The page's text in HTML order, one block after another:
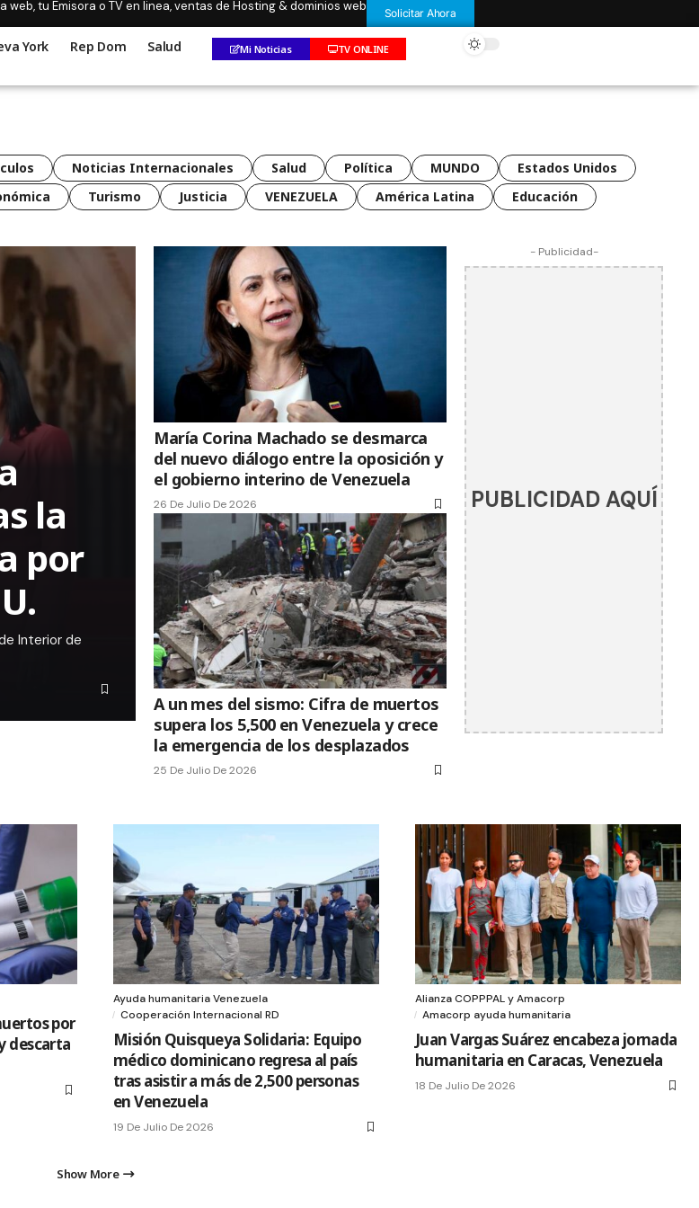
web, tu Emisora o TV en linea, ventas de Hosting & dominios web Solicitar Ahora
York Rep Dom Salud Mi Noticias TV ONLINE
Noticias Internacionales Salud Política MUNDO
Estados Unidos
Turismo Justicia VENEZUELA América Latina Educación
la
por
Interior de
María Corina Machado se desmarca
del nuevo diálogo entre la oposición y
el gobierno interino de Venezuela
26 De Julio De 2026
A un mes del sismo: Cifra de muertos
supera los 5,500 en Venezuela y crece
la emergencia de los desplazados
25 De Julio De 2026
- Publicidad-
PUBLICIDAD AQUÍ
por
descarta
Ayuda humanitaria Venezuela
Cooperación Internacional RD
Misión Quisqueya Solidaria: Equipo
médico dominicano regresa al país
tras asistir a más de 2,500 personas
en Venezuela
19 De Julio De 2026
Alianza COPPPAL y Amacorp
Amacorp ayuda humanitaria
Juan Vargas Suárez encabeza jornada
humanitaria en Caracas, Venezuela
18 De Julio De 2026
Show More